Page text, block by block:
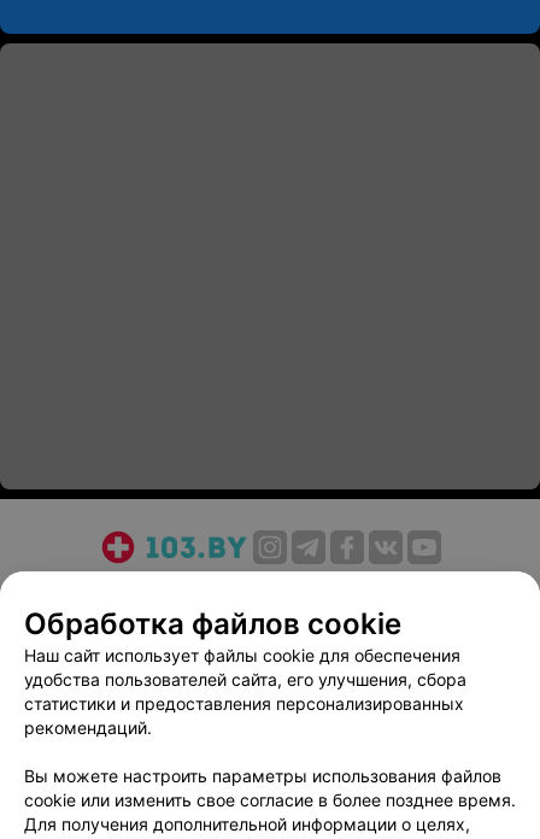
Медицинский маркетинг
Публичный договор
Пользовательское соглашение
Способы оплаты
Вакансии
Партнеры
Написать руководителю 103.by
Персональные настройки cookie
Обработка персональных данных
Обработка файлов cookie
Наш сайт использует файлы cookie для обеспечения
удобства пользователей сайта, его улучшения, сбора
статистики и предоставления персонализированных
рекомендаций.
Вы можете настроить параметры использования файлов
cookie или изменить свое согласие в более позднее время.
Для получения дополнительной информации о целях,